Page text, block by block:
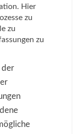
Hier
zu
zu
zu
der